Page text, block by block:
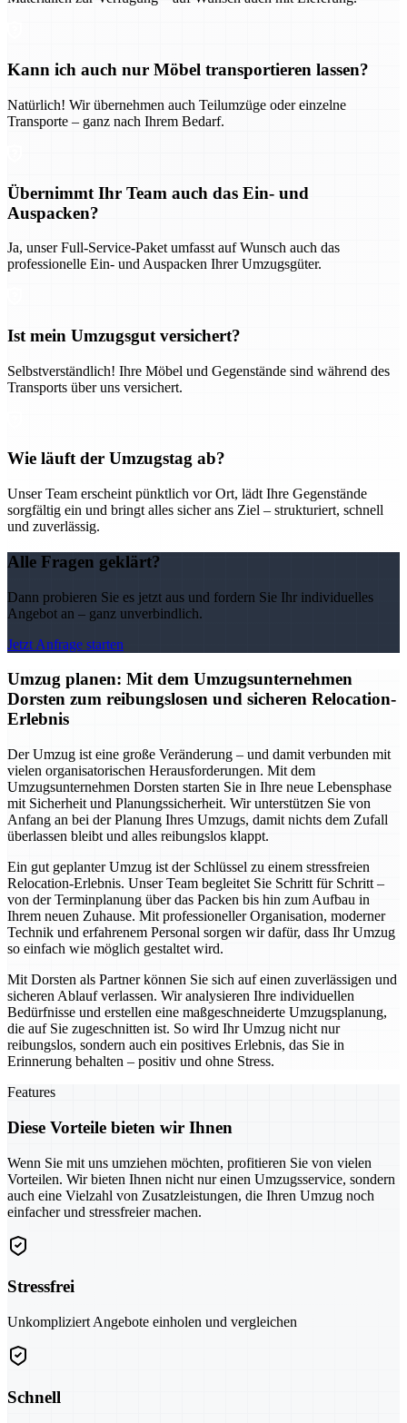
Kann ich auch nur Möbel transportieren lassen?
Natürlich! Wir übernehmen auch Teilumzüge oder einzelne
Transporte – ganz nach Ihrem Bedarf.
Übernimmt Ihr Team auch das Ein- und
Auspacken?
Ja, unser Full-Service-Paket umfasst auf Wunsch auch das
professionelle Ein- und Auspacken Ihrer Umzugsgüter.
Ist mein Umzugsgut versichert?
Selbstverständlich! Ihre Möbel und Gegenstände sind während des
Transports über uns versichert.
Wie läuft der Umzugstag ab?
Unser Team erscheint pünktlich vor Ort, lädt Ihre Gegenstände
sorgfältig ein und bringt alles sicher ans Ziel – strukturiert, schnell
und zuverlässig.
Alle Fragen geklärt?
Dann probieren Sie es jetzt aus und fordern Sie Ihr individuelles
Angebot an – ganz unverbindlich.
Jetzt Anfrage starten
Umzug planen: Mit dem Umzugsunternehmen
Dorsten zum reibungslosen und sicheren Relocation-
Erlebnis
Der Umzug ist eine große Veränderung – und damit verbunden mit
vielen organisatorischen Herausforderungen. Mit dem
Umzugsunternehmen Dorsten starten Sie in Ihre neue Lebensphase
mit Sicherheit und Planungssicherheit. Wir unterstützen Sie von
Anfang an bei der Planung Ihres Umzugs, damit nichts dem Zufall
überlassen bleibt und alles reibungslos klappt.
Ein gut geplanter Umzug ist der Schlüssel zu einem stressfreien
Relocation-Erlebnis. Unser Team begleitet Sie Schritt für Schritt –
von der Terminplanung über das Packen bis hin zum Aufbau in
Ihrem neuen Zuhause. Mit professioneller Organisation, moderner
Technik und erfahrenem Personal sorgen wir dafür, dass Ihr Umzug
so einfach wie möglich gestaltet wird.
Mit Dorsten als Partner können Sie sich auf einen zuverlässigen und
sicheren Ablauf verlassen. Wir analysieren Ihre individuellen
Bedürfnisse und erstellen eine maßgeschneiderte Umzugsplanung,
die auf Sie zugeschnitten ist. So wird Ihr Umzug nicht nur
reibungslos, sondern auch ein positives Erlebnis, das Sie in
Erinnerung behalten – positiv und ohne Stress.
Features
Diese Vorteile bieten wir Ihnen
Wenn Sie mit uns umziehen möchten, profitieren Sie von vielen
Vorteilen. Wir bieten Ihnen nicht nur einen Umzugsservice, sondern
auch eine Vielzahl von Zusatzleistungen, die Ihren Umzug noch
einfacher und stressfreier machen.
Stressfrei
Unkompliziert Angebote einholen und vergleichen
Schnell